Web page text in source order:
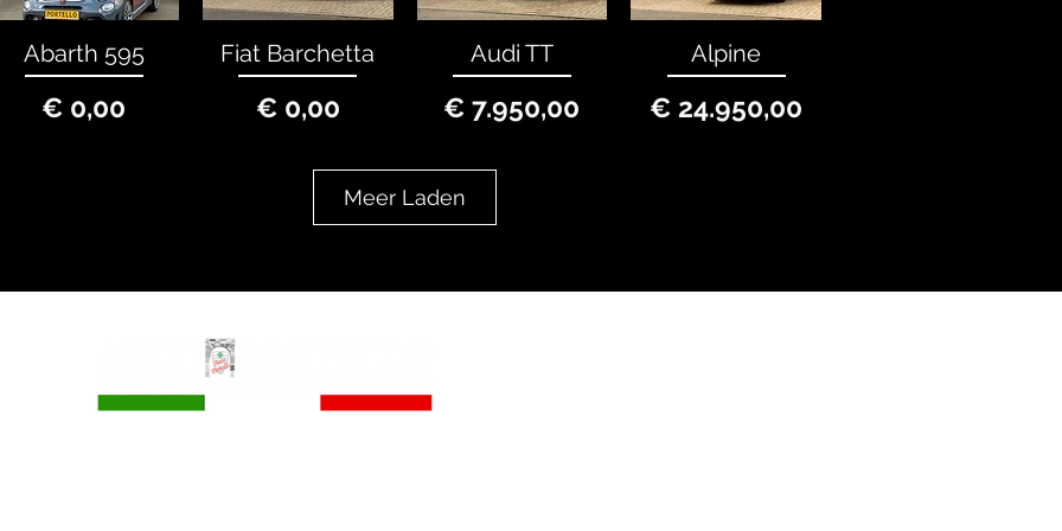
Abarth 595
Prijs
€ 0,00
Fiat Barchetta
Prijs
€ 0,00
Audi TT
Prijs
€ 7.950,00
Alpine
Prijs
€ 24.950,00
Meer Laden